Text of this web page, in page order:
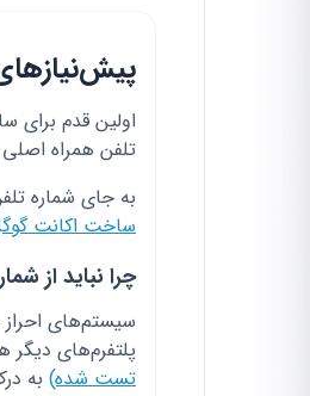
اولین قدم برای
تلفن همراه اصلی
به جای شماره
ساخت اکانت
چرا نباید از
سیستم‌های
پلتفرم‌های
تست شده) به